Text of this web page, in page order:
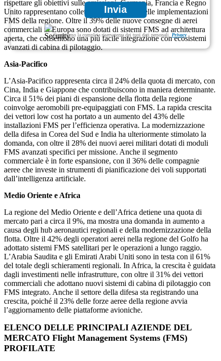
Invia
Garantiamo la completa riservatezza dei tuoi dati personali. Privacy
rispettare gli obiettivi sulle emissioni. Germania, Francia e Regno
Unito rappresentano collettivamente il 63% delle implementazioni
FMS della regione. Oltre il 39% delle nuove consegne di aerei
commerciali in Europa sono dotati di sistemi FMS ad architettura
aperta, che consentono una più facile integrazione con ecosistemi
avanzati di cabina di pilotaggio.
Asia-Pacifico
L’Asia-Pacifico rappresenta circa il 24% della quota di mercato, con
Cina, India e Giappone che contribuiscono in maniera determinante.
Circa il 51% dei piani di espansione della flotta della regione
coinvolge aeromobili pre-equipaggiati con FMS. La rapida crescita
dei vettori low cost ha portato a un aumento del 43% delle
installazioni FMS per l’efficienza operativa. La modernizzazione
della difesa in Corea del Sud e India ha ulteriormente stimolato la
domanda, con oltre il 28% dei nuovi aerei militari dotati di moduli
FMS avanzati specifici per missione. Anche il segmento
commerciale è in forte espansione, con il 36% delle compagnie
aeree che investe in strumenti di pianificazione dei voli supportati
dall’intelligenza artificiale.
Medio Oriente e Africa
La regione del Medio Oriente e dell’Africa detiene una quota di
mercato pari a circa il 9%, ma mostra una domanda in aumento a
causa degli hub aeronautici regionali e della modernizzazione della
flotta. Oltre il 42% degli operatori aerei nella regione del Golfo ha
adottato sistemi FMS satellitari per le operazioni a lungo raggio.
L’Arabia Saudita e gli Emirati Arabi Uniti sono in testa con il 61%
del totale degli schieramenti regionali. In Africa, la crescita è guidata
dagli investimenti nelle infrastrutture, con oltre il 31% dei vettori
commerciali che adottano nuovi sistemi di cabina di pilotaggio con
FMS integrato. Anche il settore della difesa sta registrando una
crescita, poiché il 23% delle forze aeree della regione avvia
l’aggiornamento delle piattaforme avioniche.
ELENCO DELLE PRINCIPALI AZIENDE DEL
MERCATO Flight Management Systems (FMS)
PROFILATE